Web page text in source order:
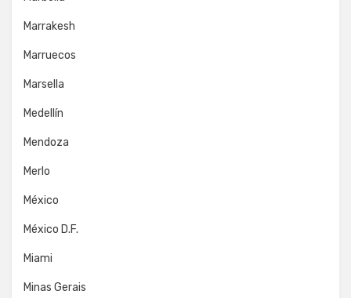
Marrakesh
Marruecos
Marsella
Medellín
Mendoza
Merlo
México
México D.F.
Miami
Minas Gerais